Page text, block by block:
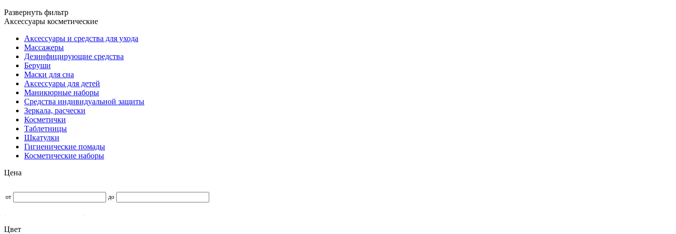
Развернуть фильтр
Аксессуары косметические
Аксессуары и средства для ухода
Массажеры
Дезинфицирующие средства
Беруши
Маски для сна
Аксессуары для детей
Маникюрные наборы
Средства индивидуальной защиты
Зеркала, расчески
Косметички
Таблетницы
Шкатулки
Гигиенические помады
Косметические наборы
Цена
от до
Цвет